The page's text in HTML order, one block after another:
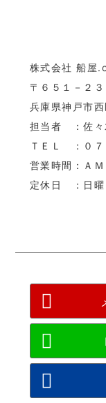
株式会社 船屋
〒６５１－２３
兵庫県神戸市
担当者 ：佐々
ＴＥＬ ：０７
営業時間：Ａ
定休日 ：日曜